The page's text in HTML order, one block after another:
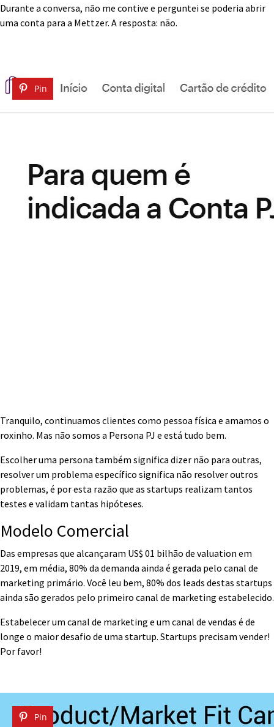
Durante a conversa, não me contive e perguntei se poderia abrir
uma conta para a Mettzer. A resposta: não.
Pin
Tranquilo, continuamos clientes como pessoa física e amamos o
roxinho. Mas não somos a Persona PJ e está tudo bem.
Escolher uma persona também significa dizer não para outras,
resolver um problema específico significa não resolver outros
problemas, é por esta razão que as startups realizam tantos
testes e validam tantas hipóteses.
Modelo Comercial
Das empresas que alcançaram US$ 01 bilhão de valuation em
2019, em média, 80% da demanda ainda é gerada pelo canal de
marketing primário. Você leu bem, 80% dos leads destas startups
ainda são gerados pelo primeiro canal de marketing estabelecido.
Estabelecer um canal de marketing e um canal de vendas é de
longe o maior desafio de uma startup. Startups precisam vender!
Por favor!
Pin